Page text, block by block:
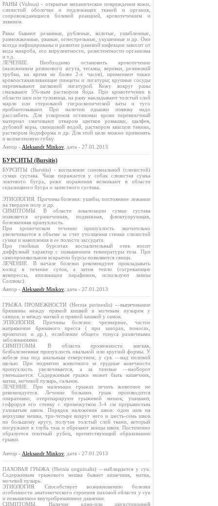
РАНЫ (Vulnus) - открытые механические повреждения кожи,
слизистой оболочки и подлежащих тканей и органов,
сопровождающиеся болевой реакцией, кровотечением и
зиянием.
Раны бывают резанные, рубленые, колотые, ушибленные,
разможженные, рваные, огнестрельные, укушенные и др. Они
всегда инфицированы и развитие раневой инфекции зависит от
вида микроба, его вирулентности, резистентности организма
и т.д.
ЛЕЧЕНИЕ. Необходимо остановить кровотечение
(наложением резинового жгута, тесьмы, веревки, резиновой
трубки, на время не более 2‑х часов), применяют также
кровоостанавливающие пинцеты и лигатуры; крупные сосуды
перевязывают шелковой лигатурой. Кожу вокруг раны
смазывают 5%-ным раствором йода. При кровотечении в
области шеи или туловища, на рану накладывают толстый слой
марли или стерильной гигроскопической ваты и туго
прибинтовывают. При наличии одышки повязку надо
расслабить. Для ускорения остановки крови перевязочный
материал смачивают отваром цветков ромашки, шалфея,
дубовой коры, свинцовой водой, раствором квасцов танина,
раствором йодоформа и др. Для этой цели можно применять
и коллагеновую губку.
Автор - Aleksandr Minkov, дата - 27.01.2013
БУРСИТЫ (Bursitis)
БУРСИТЫ (Bursitis) - воспаление синовиальной (слизистой)
сумки сустава. Чаще поражается у собак слизистая сумка
локтевого бугра, реже поражения возникают в области
седалищного бугра и запястного сустава.
ЭТИОЛОГИЯ. Причины болезни: ушибы, постоянное лежание
на твердом полу и др.
СИМПТОМЫ. В области локализации сумки сустава
появляется ограниченная, подвижная, флюктуирующая,
болезненная припухлость.
При хроническом течении припухлость значительно
увеличивается в объеме за счет утолщения стенки слизистой
сумки и накопления в ее полости экссудата.
При гнойных бурситах воспалительный отек носит
диффузный характер с повышением температуры тела. При
самопроизвольном вскрытии бурсы появляются свищи.
ЛЕЧЕНИЕ. В начале болезни рекомендуют прикладывать
холод в течение суток, а затем тепло (согревающие
компрессы, аппликации парафином, используют лампы
Соллюкс).
Автор - Aleksandr Minkov, дата - 27.01.2013
ГРЫЖА ПРОМЕЖНОСТИ (Hernia perinealis) —выпячивание
брюшины между прямой кишкой и мочевым пузырем у
самцов, и между маткой и прямой кишкой у самок.
ЭТИОЛОГИЯ. Причины болезни: чрезмерное, частое
напряжение брюшного пресса ( при запорах, поносах,
проктитах и др.), ослабление общего тонуса различными
заболеваниями.
СИМПТОМЫ. В области промежности мягкая,
безболезненная припухлость овальной или круглой формы. У
кобеля она под анальным отверстием; у сук —над половой
щелью. При поднятии животного за грудные конечности
припухлость увеличивается, а за тазовые —наоборот
уменьшается. Содержимым грыжи может быть кишечник,
матка, мочевой пузырь, сальник.
ЛЕЧЕНИЕ. При маленьких грыжах лечить животное не
рекомендуется. Лечение больших грыж производится
оперативно, отпрепарируют грыжевой мешок, ушивают,
гофрируя его стенку с промежутком 3-4 см прерывистым
узловатым швом. Порядок наложения швов: один шов на
верхушке мешка, три-четыре вокруг него и шесть-семь швов
по большому кругу, получая толстый слой ткани, который
погружают в глубь таза и обрезают концы швов. Постепенно
образуется плотный рубец, препятствующий образованию
грыжи.
Автор - Aleksandr Minkov, дата - 27.01.2013
ПАХОВАЯ ГРЫЖА (Hernia unguinalis) —наблюдается у сук.
Содержимым грыжевого мешка бывает кишечник, матка,
мочевой пузырь.
ЭТИОЛОГИЯ. Способствует возникновению болезни
особенности анатомического строения паховой области у сук
и повышенное внутрибрюшинное давление.
СИМПТОМЫ. Наличие одно-или двухсторонней